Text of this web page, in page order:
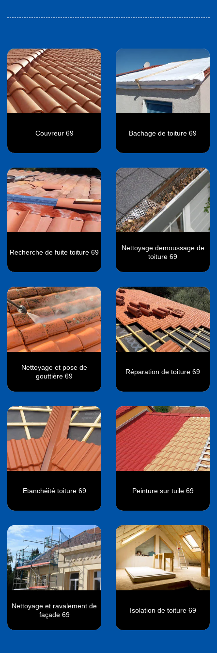
Couvreur 69 Bachage de toiture 69
Recherche de fuite toiture 69
Nettoyage demoussage de
toiture 69
Nettoyage et pose de
gouttière 69
Réparation de toiture 69
Etanchéité toiture 69 Peinture sur tuile 69
Nettoyage et ravalement de
façade 69
Isolation de toiture 69